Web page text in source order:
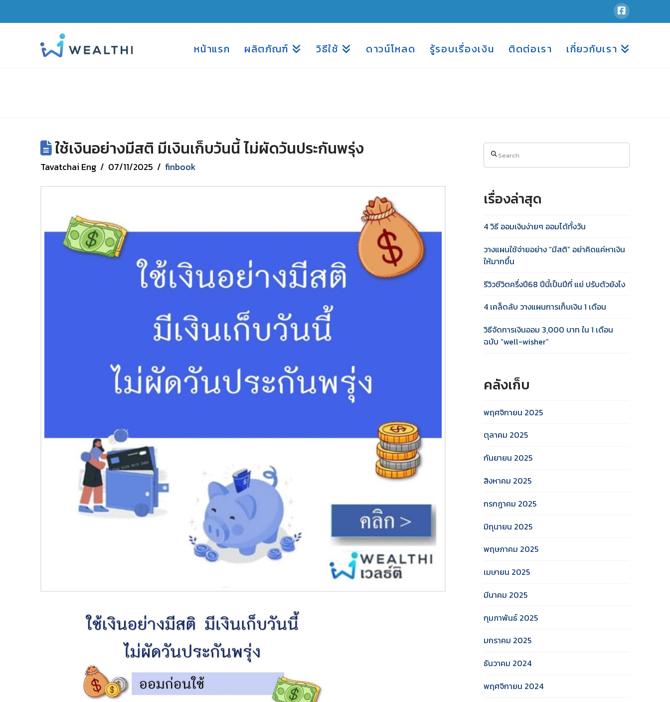
หน้าแรก ผลิตภัณฑ์ วิธีใช้ ดาวน์โหลด รู้รอบเรื่องเงิน ติดต่อเรา เกี่ยวกับเรา
ใช้เงินอย่างมีสติ มีเงินเก็บวันนี้ ไม่ผัดวันประกันพรุ่ง
Tavatchai Eng 07/11/2025 finbook
Search
เรื่องล่าสุด
4 วิธี ออมเงินง่ายๆ ออมได้ทั้งวัน
วางแผนใช้จ่ายอย่าง “มีสติ” อย่าคิดแค่หาเงิน
ให้มากขึ้น
รีวิวชีวิตครึ่งปี68 ปีนี้เป็นปีที่ แย่ ปรับตัวยังไง
4 เคล็ดลับ วางแผนการเก็บเงิน 1 เดือน
วิธีจัดการเงินออม 3,000 บาท ใน 1 เดือน
ฉบับ “well-wisher”
คลังเก็บ
พฤศจิกายน 2025
ตุลาคม 2025
กันยายน 2025
สิงหาคม 2025
กรกฎาคม 2025
มิถุนายน 2025
พฤษภาคม 2025
เมษายน 2025
มีนาคม 2025
กุมภาพันธ์ 2025
มกราคม 2025
ธันวาคม 2024
พฤศจิกายน 2024